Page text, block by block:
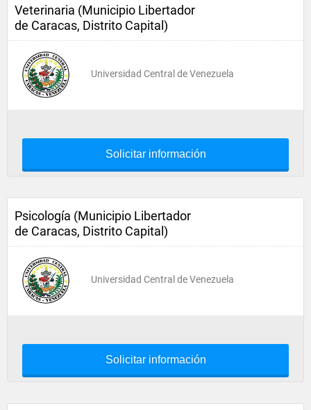
Veterinaria (Municipio Libertador
de Caracas, Distrito Capital)
Universidad Central de Venezuela
Solicitar información
Psicología (Municipio Libertador
de Caracas, Distrito Capital)
Universidad Central de Venezuela
Solicitar información